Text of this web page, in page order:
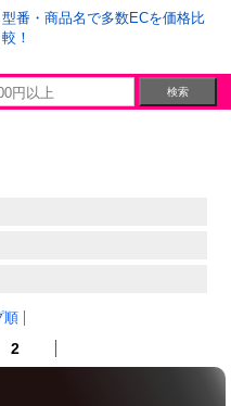
型番・商品名で多数ECを価格比
較！
順
2